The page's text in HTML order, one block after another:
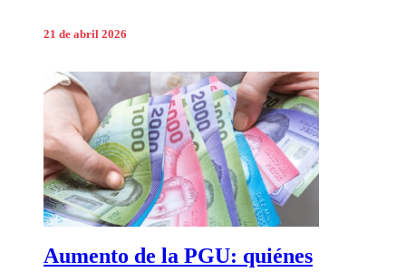
21 de abril 2026
Aumento de la PGU: quiénes